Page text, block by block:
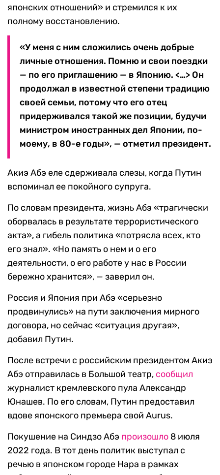
японских отношений» и стремился к их
полному восстановлению.
«У меня с ним сложились очень добрые
личные отношения. Помню и свои поездки
— по его приглашению — в Японию. <…> Он
продолжал в известной степени традицию
своей семьи, потому что его отец
придерживался такой же позиции, будучи
министром иностранных дел Японии, по-
моему, в 80-е годы», — отметил президент.
Акиэ Абэ еле сдерживала слезы, когда Путин
вспоминал ее покойного супруга.
По словам президента, жизнь Абэ «трагически
оборвалась в результате террористического
акта», а гибель политика «потрясла всех, кто
его знал». «Но память о нем и о его
деятельности, о его работе у нас в России
бережно хранится», — заверил он.
Россия и Япония при Абэ «серьезно
продвинулись» на пути заключения мирного
договора, но сейчас «ситуация другая»,
добавил Путин.
После встречи с российским президентом Акиэ
Абэ отправилась в Большой театр, сообщил
журналист кремлевского пула Александр
Юнашев. По его словам, Путин предоставил
вдове японского премьера свой Aurus.
Покушение на Синдзо Абэ произошло 8 июля
2022 года. В тот день политик выступал с
речью в японском городе Нара в рамках